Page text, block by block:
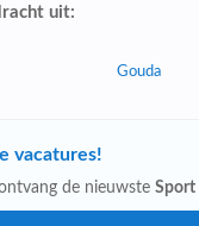
uit:
Gouda
vacatures!
de nieuwste Sport